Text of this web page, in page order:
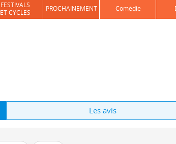
FESTIVALS
ET CYCLES
PROCHAINEMENT comédie
Les avis